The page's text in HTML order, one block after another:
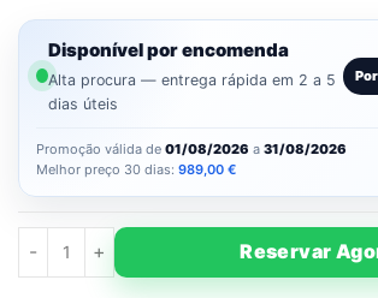
Disponível por encomenda
Alta procura — entrega rápida em 2 a 5
dias úteis
Promoção válida de 01/08/2026 a 31/08/2026
Melhor preço 30 dias: 989,00 €
Reservar